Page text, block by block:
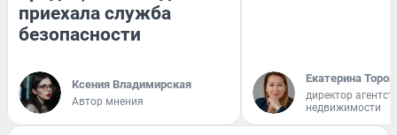
приехала служба
безопасности
Ксения Владимирская
Автор мнения
Екатерина
директор
недвижимости